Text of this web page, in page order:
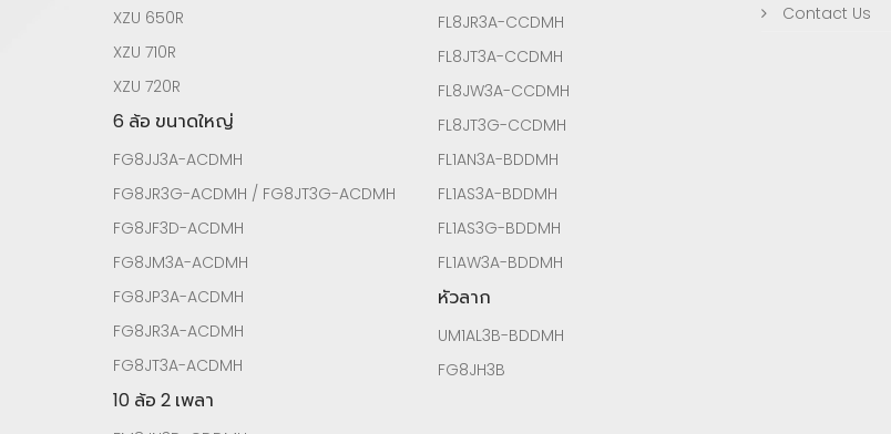
XZU 650R
XZU 710R
XZU 720R
6 ล้อ ขนาดใหญ่
FG8JJ3A-ACDMH
FG8JR3G-ACDMH / FG8JT3G-ACDMH
FG8JF3D-ACDMH
FG8JM3A-ACDMH
FG8JP3A-ACDMH
FG8JR3A-ACDMH
FG8JT3A-ACDMH
10 ล้อ 2 เพลา
FL8JR3A-CCDMH
FL8JT3A-CCDMH
FL8JW3A-CCDMH
FL8JT3G-CCDMH
FL1AN3A-BDDMH
FL1AS3A-BDDMH
FL1AS3G-BDDMH
FL1AW3A-BDDMH
หัวลาก
UM1AL3B-BDDMH
FG8JH3B
Contact Us